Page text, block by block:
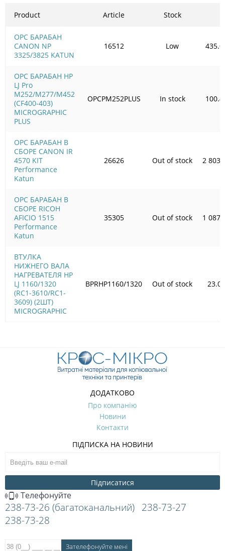
Product
OPC БАРАБАН
CANON NP
3325/3825 KATUN
OPC БАРАБАН HP
LJ Pro
M252/M277/M452
(CF400-403)
MICROGRAPHIC
PLUS
OPC БАРАБАН В
СБОРЕ CANON IR
4570 KIT
Performance
Katun
OPC БАРАБАН В
СБОРЕ RICOH
AFICIO 1515
Performance
Katun
ВТУЛКА
НИЖНЕГО ВАЛА
НАГРЕВАТЕЛЯ HP
LJ 1160/1320
(RC1-3610/RC1-
3609) (2ШТ)
MICROGRAPHIC
Article Stock
16512 Low
OPCPM252PLUS In stock
26626 Out of stock 2
35305 Out of stock 1
BPRHP1160/1320 Out of stock 23.06
ДОДАТКОВО
Про компанію
Новини
Контакти
ПІДПИСКА НА НОВИНИ
Підписатися
Телефонуйте
238-73-26 (багатоканальний) 238-73-27
238-73-28